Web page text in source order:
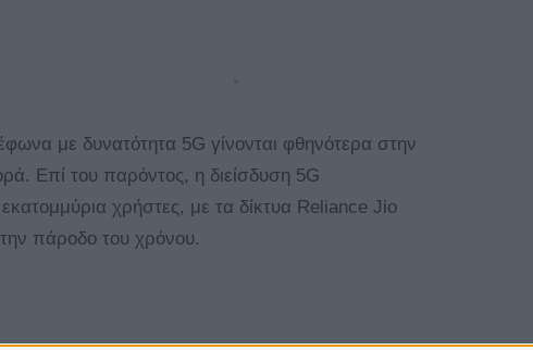
με δυνατότητα 5G γίνονται φθηνότερα στην
Επί του παρόντος, η διείσδυση 5G
χρήστες, με τα δίκτυα Reliance Jio
πάροδο του χρόνου.